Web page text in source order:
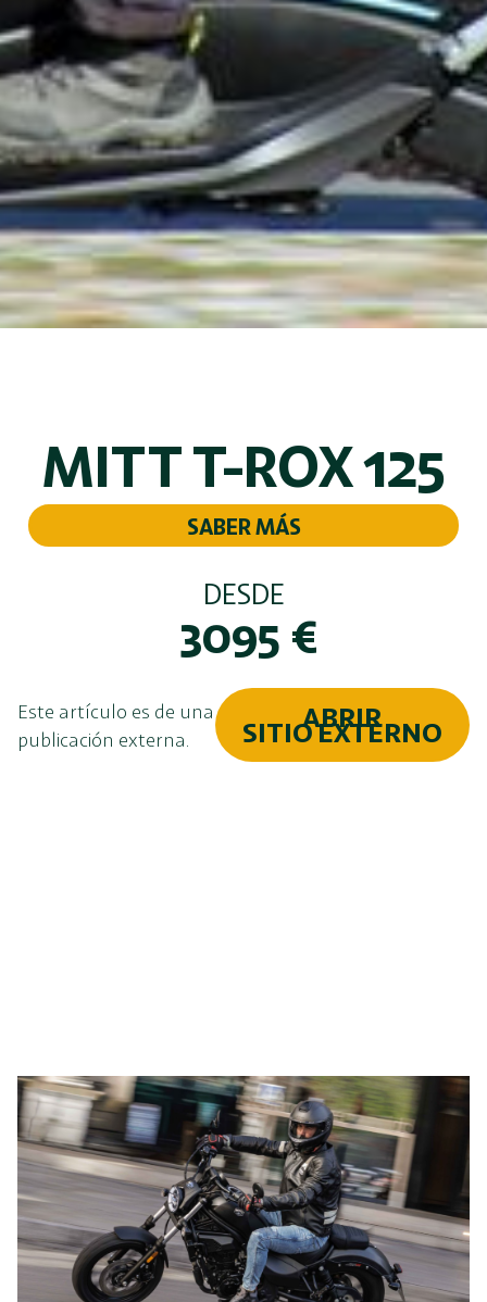
MITT T-ROX 125
SABER MÁS
DESDE
3095 €
Este artículo es de una
publicación externa.
ABRIR
SITIO EXTERNO